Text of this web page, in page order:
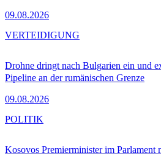
09.08.2026
Drohne dringt nach Bulgarien ein und
Pipeline an der rumänischen Grenze
09.08.2026
VERTEIDIGUNG
Kosovos Premierminister im Parlament
POLITIK